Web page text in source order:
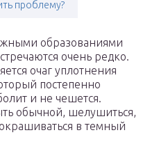
проблему?
образованиями
очень редко.
очаг уплотнения
постепенно
и не чешется.
обычной, шелушиться,
в темный